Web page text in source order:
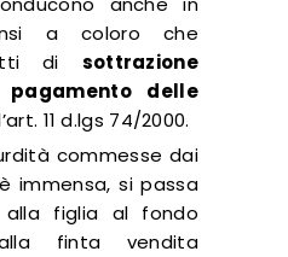
a coloro che
di sottrazione
delle
11 d.lgs 74/2000.
commesse dai
immensa, si passa
alla figlia al fondo
finta vendita